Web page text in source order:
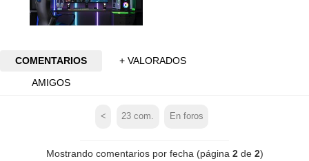
COMENTARIOS
+ VALORADOS
AMIGOS
< 23 com. En foros
Mostrando comentarios por fecha (página 2de 2)